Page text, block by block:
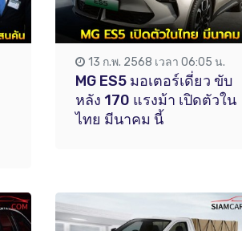
13 ก.พ. 2568 เวลา 06:05 น.
MG ES5 มอเตอร์เดี่ยว ขับ
หลัง 170 แรงม้า เปิดตัวใน
ไทย มีนาคม นี้